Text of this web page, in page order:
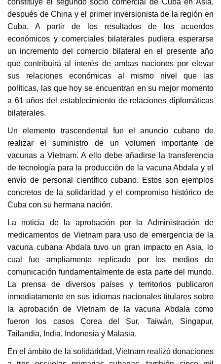
después de China y el primer inversionista de la región en
Cuba. A partir de los resultados de los acuerdos
económicos y comerciales bilaterales pudiera esperarse
un incremento del comercio bilateral en el presente año
que contribuirá al interés de ambas naciones por elevar
sus relaciones económicas al mismo nivel que las
políticas, las que hoy se encuentran en su mejor momento
a 61 años del establecimiento de relaciones diplomáticas
bilaterales.
Un elemento trascendental fue el anuncio cubano de
realizar el suministro de un volumen importante de
vacunas a Vietnam. A ello debe añadirse la transferencia
de tecnología para la producción de la vacuna Abdala y el
envío de personal científico cubano. Estos son ejemplos
concretos de la solidaridad y el compromiso histórico de
Cuba con su hermana nación.
La noticia de la aprobación por la Administración de
medicamentos de Vietnam para uso de emergencia de la
vacuna cubana Abdala tuvo un gran impacto en Asia, lo
cual fue ampliamente replicado por los medios de
comunicación fundamentalmente de esta parte del mundo.
La prensa de diversos países y territorios publicaron
inmediatamente en sus idiomas nacionales titulares sobre
la aprobación de Vietnam de la vacuna Abdala como
fueron los casos Corea del Sur, Taiwán, Singapur,
Tailandia, India, Indonesia y Malasia.
En el ámbito de la solidaridad, Vietnam realizó donaciones